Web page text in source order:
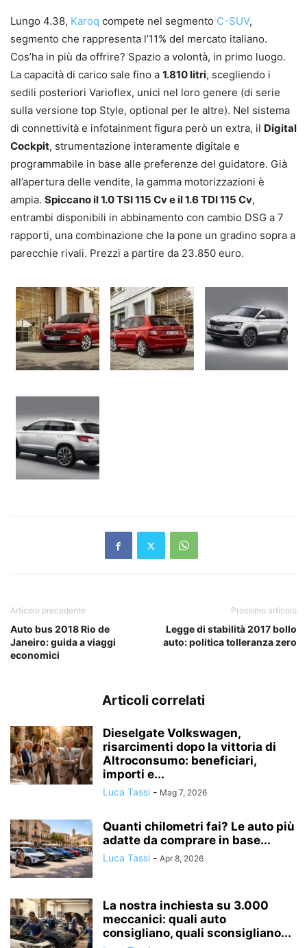
Lungo 4.38, Karoq compete nel segmento C-SUV,
segmento che rappresenta l’11% del mercato italiano.
Cos’ha in più da offrire? Spazio a volontà, in primo luogo.
La capacità di carico sale fino a 1.810 litri, scegliendo i
sedili posteriori Varioflex, unici nel loro genere (di serie
sulla versione top Style, optional per le altre). Nel sistema
di connettività e infotainment figura però un extra, il Digital
Cockpit, strumentazione interamente digitale e
programmabile in base alle preferenze del guidatore. Già
all’apertura delle vendite, la gamma motorizzazioni è
ampia. Spiccano il 1.0 TSI 115 Cv e il 1.6 TDI 115 Cv,
entrambi disponibili in abbinamento con cambio DSG a 7
rapporti, una combinazione che la pone un gradino sopra a
parecchie rivali. Prezzi a partire da 23.850 euro.
Articolo precedente
Auto bus 2018 Rio de
Janeiro: guida a viaggi
economici
Prossimo articolo
Legge di stabilità 2017 bollo
auto: politica tolleranza zero
Articoli correlati
Dieselgate Volkswagen,
risarcimenti dopo la vittoria di
Altroconsumo: beneficiari,
importi e...
Luca Tassi - Mag 7, 2026
Quanti chilometri fai? Le auto più
adatte da comprare in base...
Luca Tassi - Apr 8, 2026
La nostra inchiesta su 3.000
meccanici: quali auto
consigliano, quali sconsigliano...